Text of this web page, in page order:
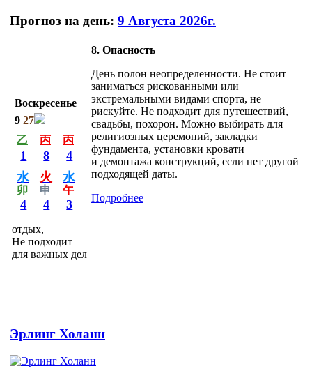
Прогноз на день: 9 Августа 2026г.
Воскресенье
9 27
乙
1
丙
8
丙
4
水
卯
4
火
申
4
水
午
3
отдых,
Не подходит
для важных дел
8. Опасность
День полон неопределенности. Не стоит
заниматься рискованными или
экстремальными видами спорта, не
рискуйте. Не подходит для путешествий,
свадьбы, похорон. Можно выбирать для
религиозных церемоний, закладки
фундамента, установки кровати
и демонтажа конструкций, если нет другой
подходящей даты.
Подробнее
Эрлинг Холанн